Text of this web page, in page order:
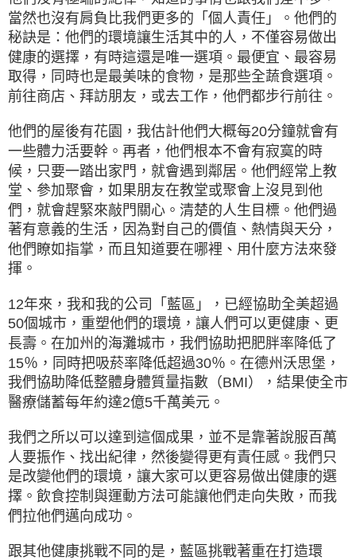
當然也沒有肩負比我們更多的「個人責任」。他們的
秘訣是：他們的環境讓生活其中的人，不僅容易做出
健康的選擇，有時這還是唯一選項。最便宜、最容易
取得，同時也是最美味的食物，是那些全蔬食選項。
前往商店、拜訪朋友，或去工作，他們都步行前往。
他們的屋後有花園，我估計他們大概每20分鐘就會有
一些體力活要幹。再者，他們根本不會有寂寞的時
候，只要一踏出家門，就會遇到鄰居。他們經常上教
堂、參加聚會，如果朋友在教堂或聚會上沒見到他
們，就會趕緊來敲門關心。清楚的人生目標。他們過
著有意義的生活，因為對自己的價值、熱情與天分，
他們瞭如指掌，而且知道要在哪裡、用什麼方法來發
揮。
12年來，我和我的公司「藍區」，已經協助全美超過
50個城市，重塑他們的環境，讓人們可以更健康、更
長壽。在加州的海灘城市，我們協助把肥胖率降低了
15％，同時把吸菸率降低超過30％。在德州沃思堡，
我們協助降低整體身體質量指數（BMI），結果使全市
醫療儲蓄每年約達2億5千萬美元。
我們之所以可以達到這個成果，並不是靠著說服百萬
人要振作、找出紀律，然後變得更有責任感。我們只
是改變他們的環境，讓大家可以更容易做出健康的選
擇。飲食控制與運動方法可能讓他們走向失敗，而我
們拉他們邁向成功。
跟其他健康挑戰不同的是，藍區挑戰著重在打造環